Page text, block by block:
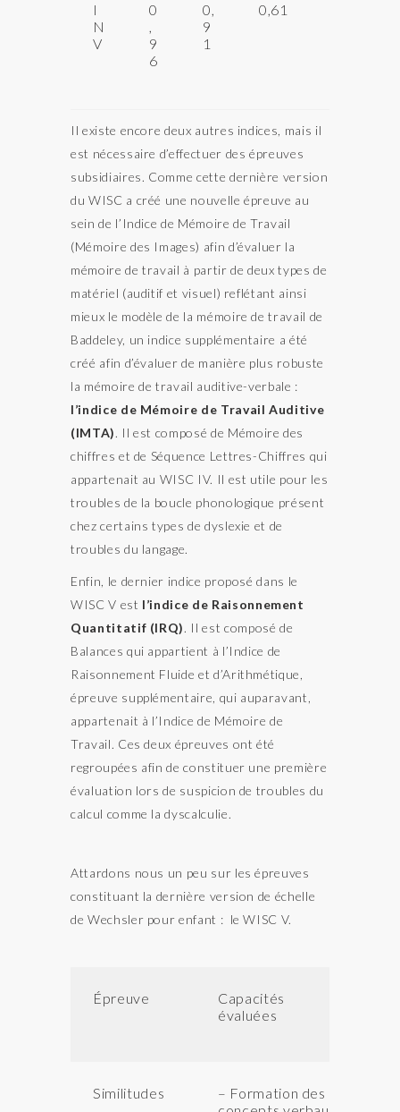
I
N
V
0
,
9
6
0,
9
1
0,61
Il existe encore deux autres indices, mais il
est nécessaire d’effectuer des épreuves
subsidiaires. Comme cette dernière version
du WISC a créé une nouvelle épreuve au
sein de l’Indice de Mémoire de Travail
(Mémoire des Images) afin d’évaluer la
mémoire de travail à partir de deux types de
matériel (auditif et visuel) reflétant ainsi
mieux le modèle de la mémoire de travail de
Baddeley, un indice supplémentaire a été
créé afin d’évaluer de manière plus robuste
la mémoire de travail auditive-verbale :
l’indice de Mémoire de Travail Auditive
(IMTA). Il est composé de Mémoire des
chiffres et de Séquence Lettres-Chiffres qui
appartenait au WISC IV. Il est utile pour les
troubles de la boucle phonologique présent
chez certains types de dyslexie et de
troubles du langage.
Enfin, le dernier indice proposé dans le
WISC V est l’indice de Raisonnement
Quantitatif (IRQ). Il est composé de
Balances qui appartient à l’Indice de
Raisonnement Fluide et d’Arithmétique,
épreuve supplémentaire, qui auparavant,
appartenait à l’Indice de Mémoire de
Travail. Ces deux épreuves ont été
regroupées afin de constituer une première
évaluation lors de suspicion de troubles du
calcul comme la dyscalculie.
Attardons nous un peu sur les épreuves
constituant la dernière version de échelle
de Wechsler pour enfant : le WISC V.
Épreuve
Capacités
évaluées
Similitudes
– Formation des